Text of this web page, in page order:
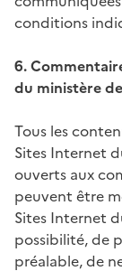
conditions
6.
du ministère
Tous les
Sites Internet
ouverts aux
peuvent être
Sites Internet
possibilité, de
préalable, de